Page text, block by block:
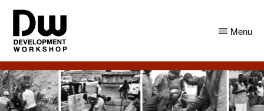
Skip
main
content
Skip
primary
sidebar
DW
Angola
Development
Workshop
Angola
Menu